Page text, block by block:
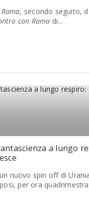
, secondo seguito,
con Rama di...
a lungo
nuovo spin off di
per ora